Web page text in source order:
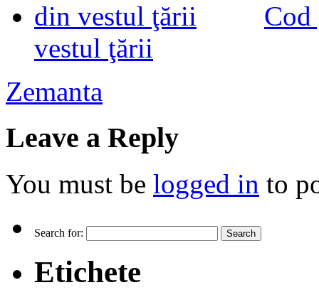
Cod
vestul ţării
Zemanta
Leave a Reply
You must be logged in to
Search for:
Etichete